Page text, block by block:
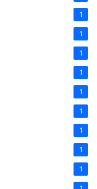
1
1
1
1
1
1
1
1
1